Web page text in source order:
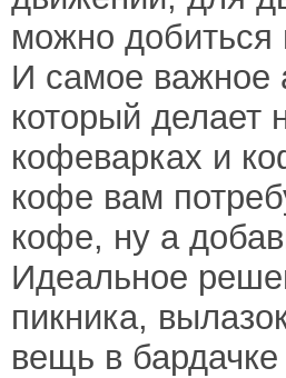
можно добиться
И самое важное
который делает
кофеварках и
кофе вам
кофе, ну а
Идеальное
пикника,
вещь в